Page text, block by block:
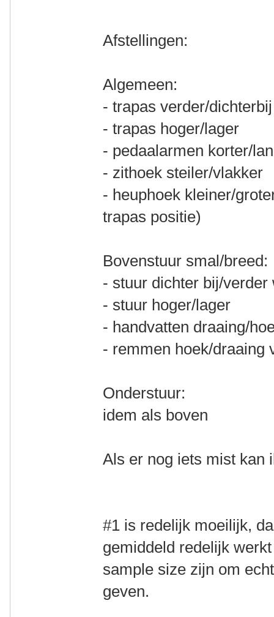
Afstellingen:
Algemeen:
- trapas verder/dichterbij
- trapas hoger/lager
- pedaalarmen korter/
- zithoek steiler/vlakker
- heuphoek kleiner/
trapas positie)
Bovenstuur smal/breed:
- stuur dichter bij/verder
- stuur hoger/lager
- handvatten draaing/
- remmen hoek/draaing
Onderstuur:
idem als boven
Als er nog iets mist kan
#1 is redelijk moeilijk,
gemiddeld redelijk
sample size zijn om
geven.